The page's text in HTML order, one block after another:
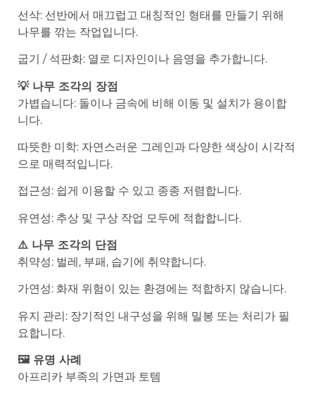
선삭: 선반에서 매끄럽고 대칭적인 형태를 만들기 위해
나무를 깎는 작업입니다.
굽기 / 석판화: 열로 디자인이나 음영을 추가합니다.
💡 나무 조각의 장점
가볍습니다: 돌이나 금속에 비해 이동 및 설치가 용이합
니다.
따뜻한 미학: 자연스러운 그레인과 다양한 색상이 시각적
으로 매력적입니다.
접근성: 쉽게 이용할 수 있고 종종 저렴합니다.
유연성: 추상 및 구상 작업 모두에 적합합니다.
⚠️ 나무 조각의 단점
취약성: 벌레, 부패, 습기에 취약합니다.
가연성: 화재 위험이 있는 환경에는 적합하지 않습니다.
유지 관리: 장기적인 내구성을 위해 밀봉 또는 처리가 필
요합니다.
🖼️ 유명 사례
아프리카 부족의 가면과 토템